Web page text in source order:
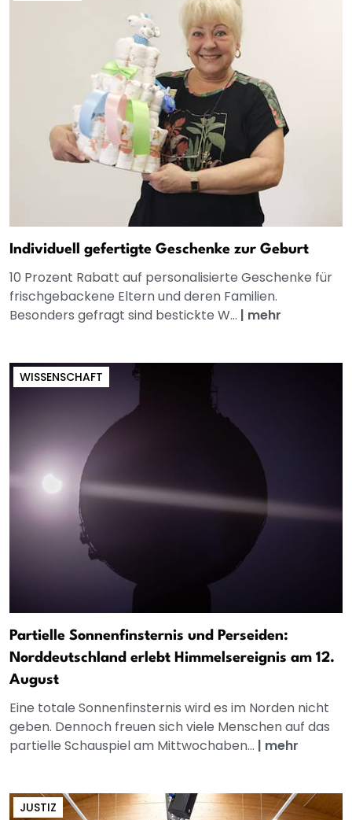
Individuell gefertigte Geschenke zur Geburt
10 Prozent Rabatt auf personalisierte Geschenke für
frischgebackene Eltern und deren Familien.
Besonders gefragt sind bestickte W... | mehr
WISSENSCHAFT
Partielle Sonnenfinsternis und Perseiden:
Norddeutschland erlebt Himmelsereignis am 12.
August
Eine totale Sonnenfinsternis wird es im Norden nicht
geben. Dennoch freuen sich viele Menschen auf das
partielle Schauspiel am Mittwochaben... | mehr
JUSTIZ